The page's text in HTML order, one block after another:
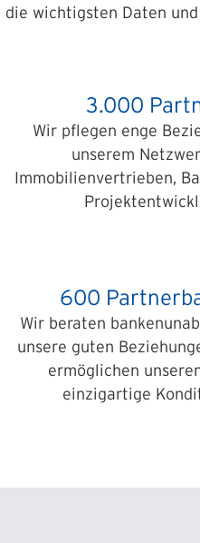
wichtigsten Daten und
3.000
Wir pflegen enge
unserem
Immobilienvertrieben,
600
Wir beraten
unsere guten
ermöglichen
einzigartige